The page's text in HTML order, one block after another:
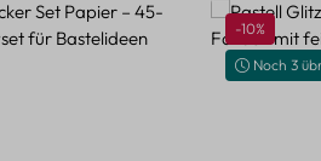
Rabatt
-10%
Noch 3